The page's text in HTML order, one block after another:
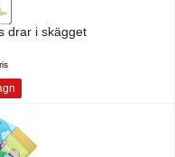
drar i skägget